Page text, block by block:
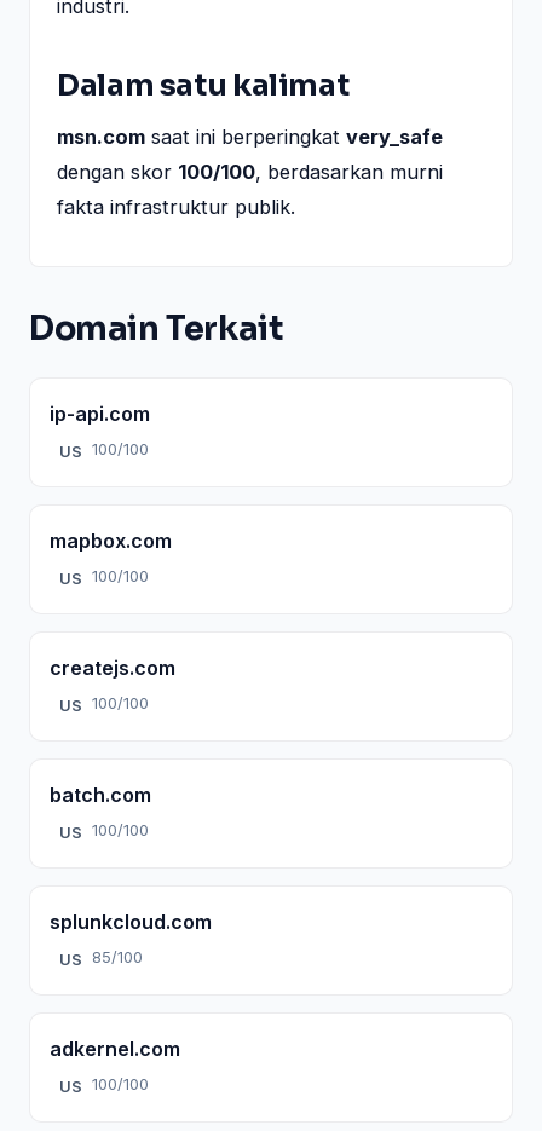
industri.
Dalam satu kalimat
msn.com saat ini berperingkat very_safe
dengan skor 100/100, berdasarkan murni
fakta infrastruktur publik.
Domain Terkait
ip-api.com
US 100/100
mapbox.com
US 100/100
createjs.com
US 100/100
batch.com
US 100/100
splunkcloud.com
US 85/100
adkernel.com
US 100/100